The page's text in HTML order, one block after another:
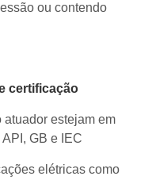
ou contendo
certificação
estejam em
GB e IEC
elétricas como